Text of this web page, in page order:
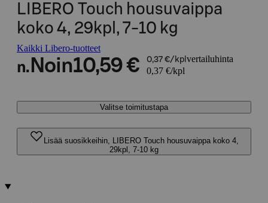
LIBERO Touch housuvaippa
koko 4, 29kpl, 7-10 kg
Kaikki Libero-tuotteet
n. Noin10,59 € 0,37 €/kpl vertailuhinta
0,37 €/kpl
Valitse toimitustapa
Lisää suosikkeihin, LIBERO Touch housuvaippa koko 4,
29kpl, 7-10 kg